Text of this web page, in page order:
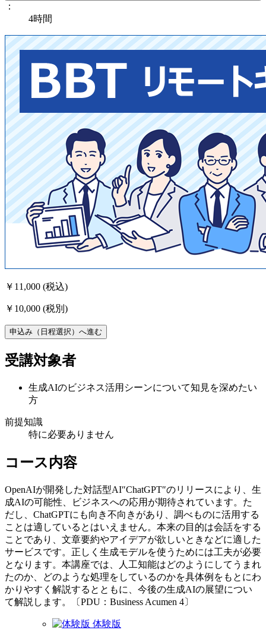
：
4時間
￥11,000 (税込)
￥10,000 (税別)
申込み（日程選択）へ進む
受講対象者
生成AIのビジネス活用シーンについて知見を深めたい
方
前提知識
特に必要ありません
コース内容
OpenAIが開発した対話型AI″ChatGPT″のリリースにより、生
成AIの可能性、ビジネスへの応用が期待されています。た
だし、ChatGPTにも向き不向きがあり、調べものに活用する
ことは適しているとはいえません。本来の目的は会話をする
ことであり、文章要約やアイデアが欲しいときなどに適した
サービスです。正しく生成モデルを使うためには工夫が必要
となります。本講座では、人工知能はどのようにしてうまれ
たのか、どのような処理をしているのかを具体例をもとにわ
かりやすく解説するとともに、今後の生成AIの展望につい
て解説します。〔PDU：Business Acumen 4〕
体験版